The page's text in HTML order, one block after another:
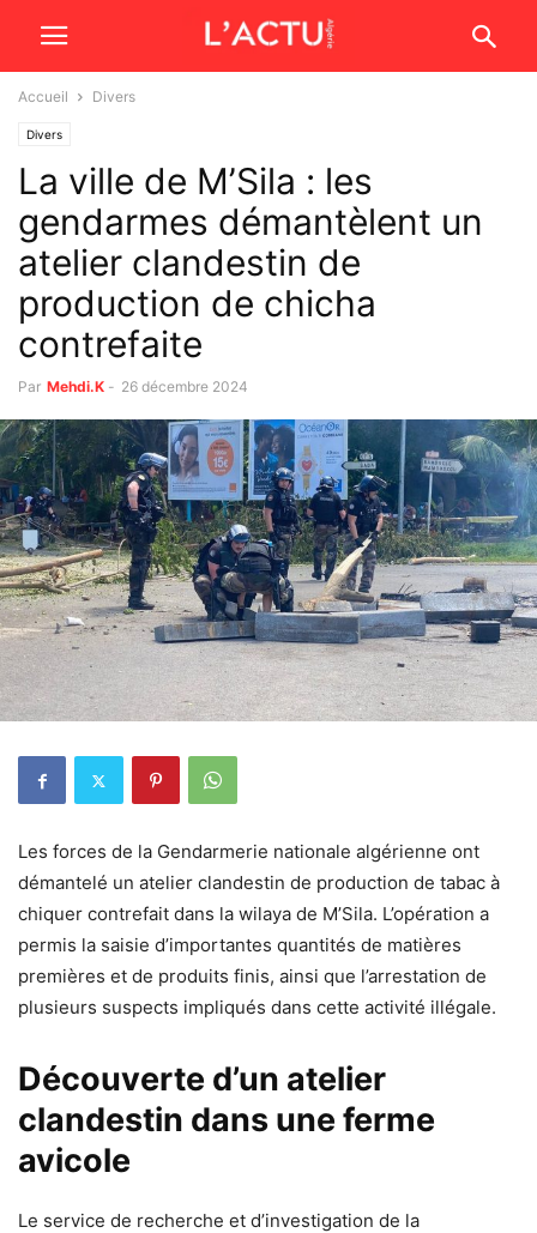
Accueil Divers
Divers
La ville de M’Sila : les
gendarmes démantèlent un
atelier clandestin de
production de chicha
contrefaite
Par Mehdi.K - 26 décembre 2024
Les forces de la Gendarmerie nationale algérienne ont
démantelé un atelier clandestin de production de tabac à
chiquer contrefait dans la wilaya de M’Sila. L’opération a
permis la saisie d’importantes quantités de matières
premières et de produits finis, ainsi que l’arrestation de
plusieurs suspects impliqués dans cette activité illégale.
Découverte d’un atelier
clandestin dans une ferme
avicole
Le service de recherche et d’investigation de la